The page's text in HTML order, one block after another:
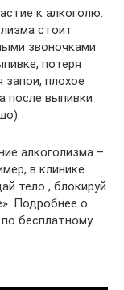
к алкоголю.
стоит
звоночками
потеря
плохое
после выпивки
алкоголизма –
в клинике
тело , блокируй
Подробнее о
бесплатному